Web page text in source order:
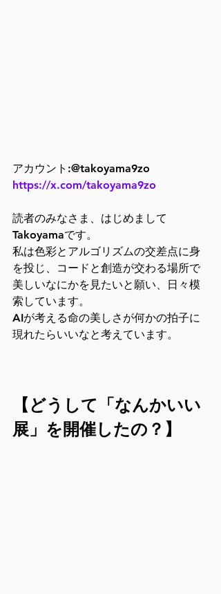
アカウント:@takoyama9zo
https://x.com/takoyama9zo
読者のみなさま、はじめまして
Takoyamaです。
私は色彩とアルゴリズムの交差点に身
を投じ、コードと創造が交わる場所で
美しいなにかを見たいと願い、日々模
索しています。
AIが考える命の美しさが何かの拍子に
現れたらいいなと考えています。
【どうして「なんかいい
展」を開催したの？】